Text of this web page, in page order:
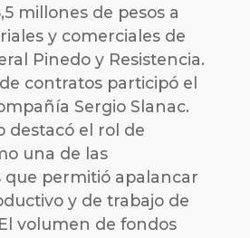
millones de pesos a
y comerciales de
Pinedo y Resistencia.
contratos participó el
Sergio Slanac.
destacó el rol de
una de las
que permitió apalancar
y de trabajo de
volumen de fondos